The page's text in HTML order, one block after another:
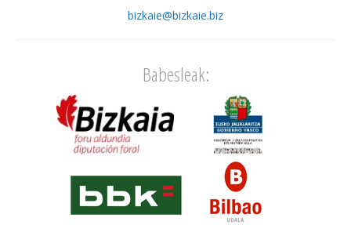
bizkaie@bizkaie.biz
Babesleak: